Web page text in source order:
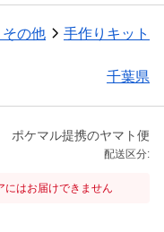
の他 手作りキット
千葉県
ポケマル提携のヤマト便
配送区分:
はお届けできません